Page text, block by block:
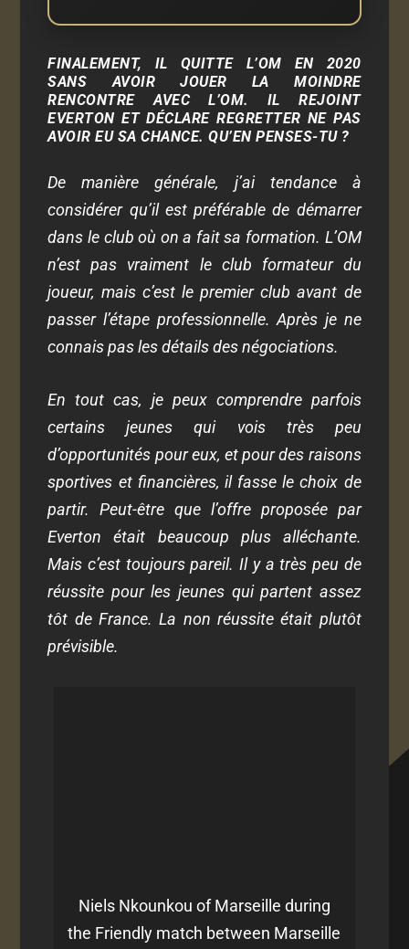
FINALEMENT, IL QUITTE L’OM EN 2020
SANS AVOIR JOUER LA MOINDRE
RENCONTRE AVEC L’OM. IL REJOINT
EVERTON ET DÉCLARE REGRETTER NE PAS
AVOIR EU SA CHANCE. QU’EN PENSES-TU ?
De manière générale, j’ai tendance à
considérer qu’il est préférable de démarrer
dans le club où on a fait sa formation. L’OM
n’est pas vraiment le club formateur du
joueur, mais c’est le premier club avant de
passer l’étape professionnelle. Après je ne
connais pas les détails des négociations.
En tout cas, je peux comprendre parfois
certains jeunes qui vois très peu
d’opportunités pour eux, et pour des raisons
sportives et financières, il fasse le choix de
partir. Peut-être que l’offre proposée par
Everton était beaucoup plus alléchante.
Mais c’est toujours pareil. Il y a très peu de
réussite pour les jeunes qui partent assez
tôt de France. La non réussite était plutôt
prévisible.
Niels Nkounkou of Marseille during
the Friendly match between Marseille